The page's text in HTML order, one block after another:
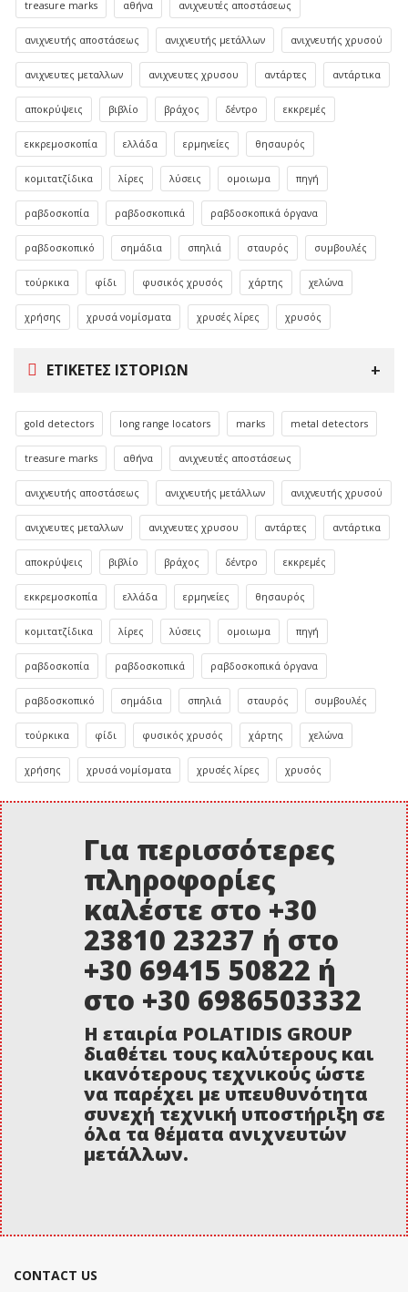
treasure marks αθήνα ανιχνευτές αποστάσεως
ανιχνευτής αποστάσεως ανιχνευτής μετάλλων ανιχνευτής χρυσού
ανιχνευτες μεταλλων ανιχνευτες χρυσου αντάρτες αντάρτικα
αποκρύψεις βιβλίο βράχος δέντρο εκκρεμές
εκκρεμοσκοπία ελλάδα ερμηνείες θησαυρός
κομιτατζίδικα λίρες λύσεις ομοιωμα πηγή
ραβδοσκοπία ραβδοσκοπικά ραβδοσκοπικά όργανα
ραβδοσκοπικό σημάδια σπηλιά σταυρός συμβουλές
τούρκικα φίδι φυσικός χρυσός χάρτης χελώνα
χρήσης χρυσά νομίσματα χρυσές λίρες χρυσός
ΕΤΙΚΈΤΕΣ ΙΣΤΟΡΙΏΝ
gold detectors long range locators marks metal detectors
treasure marks αθήνα ανιχνευτές αποστάσεως
ανιχνευτής αποστάσεως ανιχνευτής μετάλλων ανιχνευτής χρυσού
ανιχνευτες μεταλλων ανιχνευτες χρυσου αντάρτες αντάρτικα
αποκρύψεις βιβλίο βράχος δέντρο εκκρεμές
εκκρεμοσκοπία ελλάδα ερμηνείες θησαυρός
κομιτατζίδικα λίρες λύσεις ομοιωμα πηγή
ραβδοσκοπία ραβδοσκοπικά ραβδοσκοπικά όργανα
ραβδοσκοπικό σημάδια σπηλιά σταυρός συμβουλές
τούρκικα φίδι φυσικός χρυσός χάρτης χελώνα
χρήσης χρυσά νομίσματα χρυσές λίρες χρυσός
Για περισσότερες
πληροφορίες
καλέστε στο +30
23810 23237 ή στο
+30 69415 50822 ή
στο +30 6986503332
Η εταιρία POLATIDIS GROUP
διαθέτει τους καλύτερους και
ικανότερους τεχνικούς ώστε
να παρέχει με υπευθυνότητα
συνεχή τεχνική υποστήριξη σε
όλα τα θέματα ανιχνευτών
μετάλλων.
CONTACT US